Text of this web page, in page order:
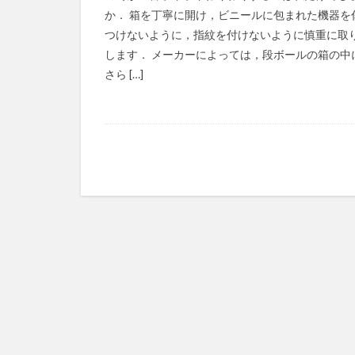
か． 箱を丁寧に開け，ビニールに包まれた機器を
つけないように，指紋を付けないように慎重に取
します． メーカーによっては，段ボールの箱の中
さら […]